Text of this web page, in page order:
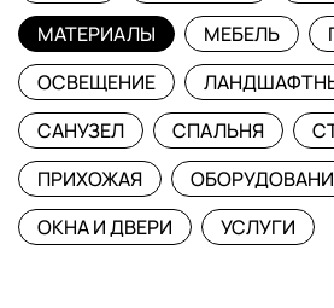
МАТЕРИАЛЫ
МЕБЕЛЬ
ОСВЕЩЕНИЕ
САНУЗЕЛ
СПАЛЬНЯ
ПРИХОЖАЯ
ОКНА И ДВЕРИ
УСЛУГИ